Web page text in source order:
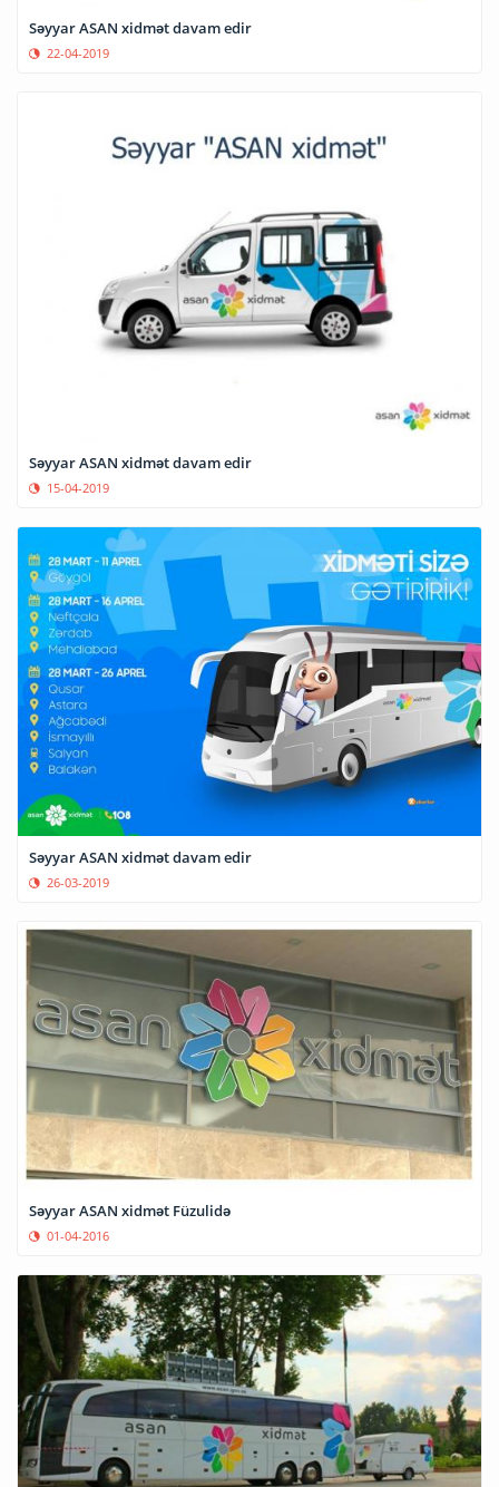
Səyyar ASAN xidmət davam edir
22-04-2019
Səyyar ASAN xidmət davam edir
15-04-2019
Səyyar ASAN xidmət davam edir
26-03-2019
Səyyar ASAN xidmət Füzulidə
01-04-2016